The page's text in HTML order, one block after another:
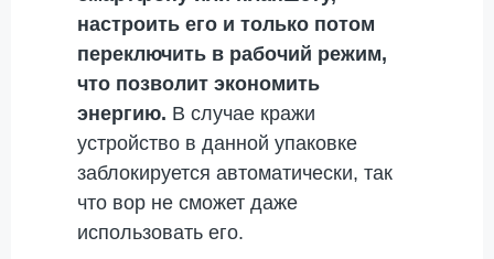
настроить его и только потом
переключить в рабочий режим,
что позволит экономить
энергию. В случае кражи
устройство в данной упаковке
заблокируется автоматически, так
что вор не сможет даже
использовать его.